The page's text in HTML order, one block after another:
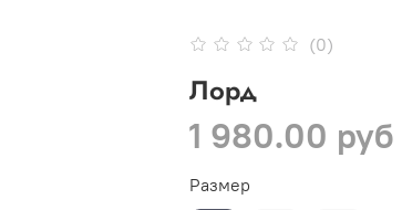
(0)
Лорд
1 980.00 руб
Размер